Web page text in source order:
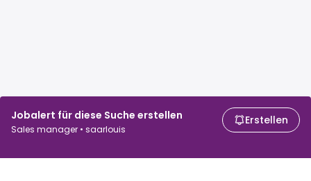
Jobalert für diese Suche erstellen
Sales manager • saarlouis
Erstellen